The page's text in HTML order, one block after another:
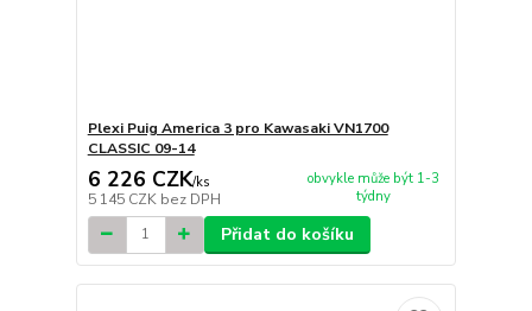
Plexi Puig America 3 pro Kawasaki VN1700
CLASSIC 09-14
6 226 CZK/ks
5 145 CZK bez DPH
obvykle může být 1-3
týdny
Přidat do košíku